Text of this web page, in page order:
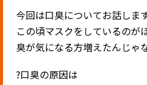
今回は口臭についてお話しま
この頃マスクをしているのが
臭が気になる方増えたんじゃ
?口臭の原因は